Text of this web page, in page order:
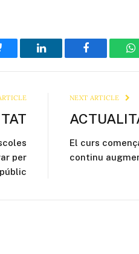
LinkedIn Facebook
per
NEXT ARTICLE
El curs
continu